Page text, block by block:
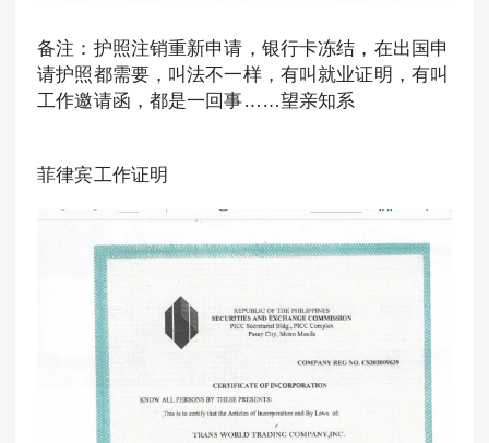
备注：护照注销重新申请，银行卡冻结，在出国申
请护照都需要，叫法不一样，有叫就业证明，有叫
工作邀请函，都是一回事……望亲知系
菲律宾工作证明